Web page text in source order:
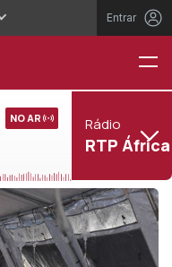
Entrar
NO AR Rádio
RTP África